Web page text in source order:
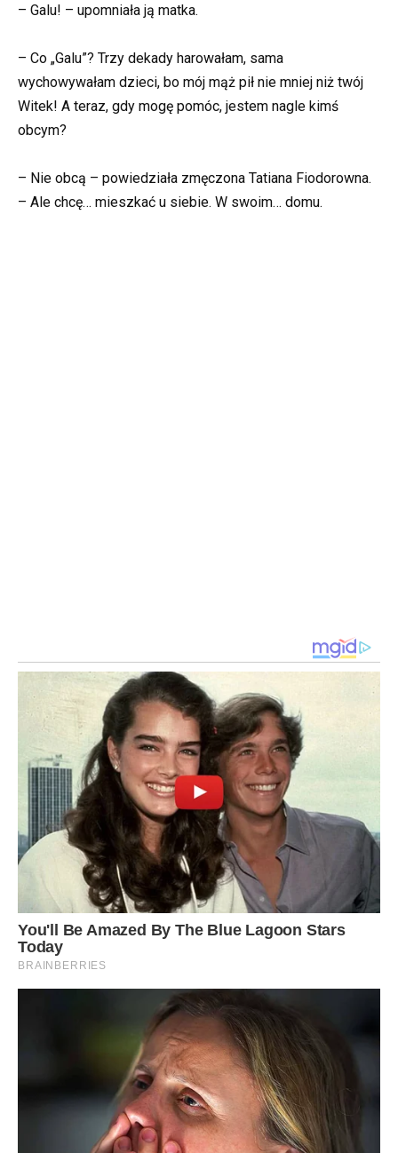
– Galu! – upomniała ją matka.
– Co „Galu”? Trzy dekady harowałam, sama
wychowywałam dzieci, bo mój mąż pił nie mniej niż twój
Witek! A teraz, gdy mogę pomóc, jestem nagle kimś
obcym?
– Nie obcą – powiedziała zmęczona Tatiana Fiodorowna.
– Ale chcę… mieszkać u siebie. W swoim… domu.